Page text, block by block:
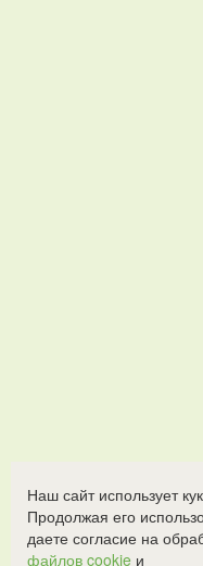
Наш сайт использует
Продолжая его
даете согласие на
файлов cookie и